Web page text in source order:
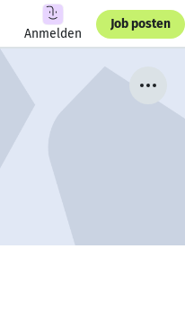
Anmelden
Job posten